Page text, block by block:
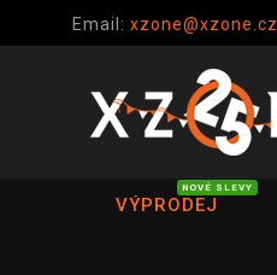
Email: xzone@xzone.cz
VÝPRODEJ
NOVÉ SLEVY